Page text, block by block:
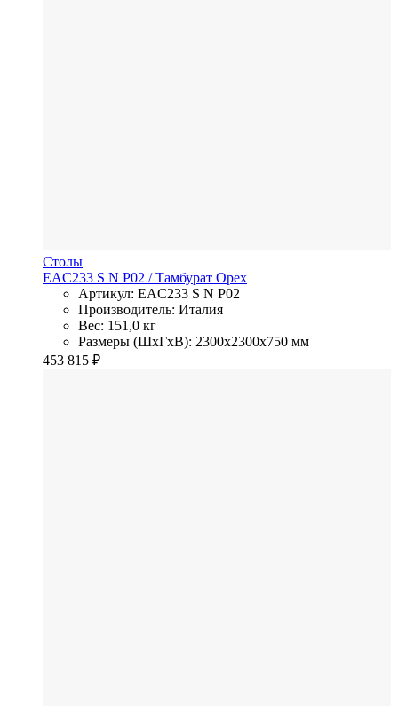
Столы
EAC233 S N P02 / Тамбурат Орех
Артикул: EAC233 S N P02
Производитель: Италия
Вес: 151,0 кг
Размеры (ШхГхВ): 2300x2300x750 мм
453 815 ₽